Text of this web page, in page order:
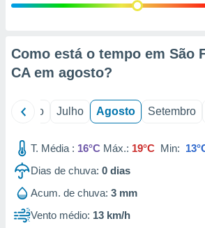
estudos
de
1199
Como está o tempo em São
CA em agosto?
Junho Julho Agosto Setembro
T. Média : 16°C Máx.: 19°C Min:
Dias de chuva: 0 dias
Acum. de chuva: 3 mm
Vento médio: 13 km/h